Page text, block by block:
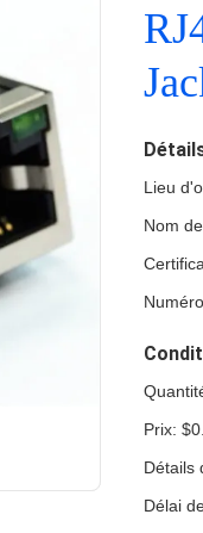
Lieu
Nom
Prix:
Détails
Délai